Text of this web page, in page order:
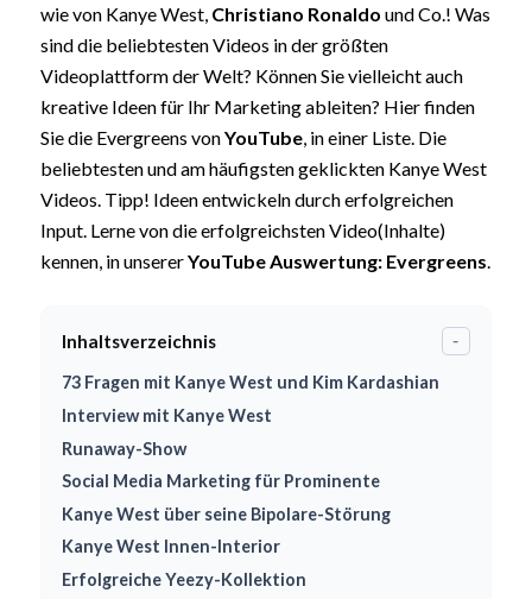
wie von Kanye West, Christiano Ronaldo und Co.! Was
sind die beliebtesten Videos in der größten
Videoplattform der Welt? Können Sie vielleicht auch
kreative Ideen für Ihr Marketing ableiten? Hier finden
Sie die Evergreens vonYouTube, in einer Liste. Die
beliebtesten und am häufigsten geklickten Kanye West
Videos. Tipp! Ideen entwickeln durch erfolgreichen
Input. Lerne von die erfolgreichsten Video(Inhalte)
kennen, in unsererYouTube Auswertung: Evergreens.
Inhaltsverzeichnis -
73 Fragen mit Kanye West und Kim Kardashian
Interview mit Kanye West
Runaway-Show
Social Media Marketing für Prominente
Kanye West über seine Bipolare-Störung
Kanye West Innen-Interior
Erfolgreiche Yeezy-Kollektion